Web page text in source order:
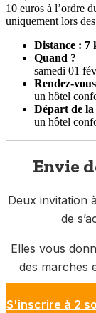
10 euros à l’ordre
uniquement lors
Distance : 7
Quand ?
samedi 01
Rendez-vous
un hôtel
Départ de la
un hôtel
Envie
Deux invitation
de
Elles vous
des marches
S'inscrire à 2